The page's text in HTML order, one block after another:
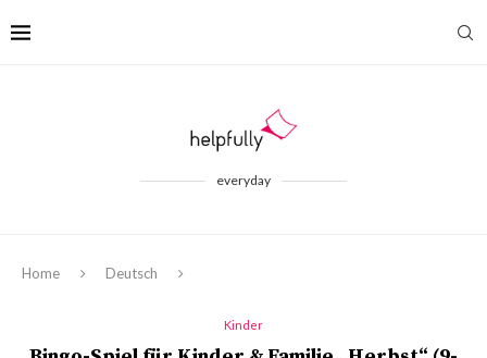
everyday
Home Deutsch
Kinder